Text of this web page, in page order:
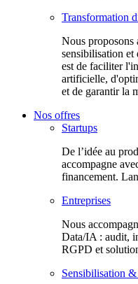
Transformation
Nous proposons
sensibilisation
est de faciliter
artificielle,
et de garantir la
Nos offres
Startups
De l’idée au
accompagne
financement.
Entreprises
Nous
Data/IA : audit,
RGPD et
Sensibilisation